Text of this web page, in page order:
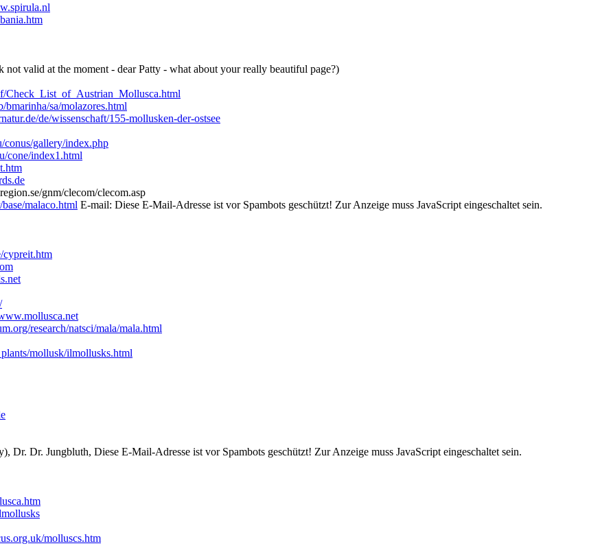
valid at the moment - dear Patty - what about your really beautiful page?)
Check_List_of_Austrian_Mollusca.html
bmarinha/sa/molazores.html
de/wissenschaft/155-mollusken-der-ostsee
conus/gallery/index.php
cone/index1.html
gnm/clecom/clecom.asp
malaco.html E-mail: Diese E-Mail-Adresse ist vor Spambots geschützt! Zur Anzeige muss JavaScript eingeschaltet sein.
cypreit.htm
research/natsci/mala/mala.html
mollusk/ilmollusks.html
Dr. Dr. Jungbluth, Diese E-Mail-Adresse ist vor Spambots geschützt! Zur Anzeige muss JavaScript eingeschaltet sein.
molluscs.htm